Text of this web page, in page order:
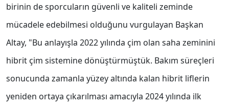
birinin de sporcuların güvenli ve kaliteli zeminde
mücadele edebilmesi olduğunu vurgulayan Başkan
Altay, "Bu anlayışla 2022 yılında çim olan saha zeminini
hibrit çim sistemine dönüştürmüştük. Bakım süreçleri
sonucunda zamanla yüzey altında kalan hibrit liflerin
yeniden ortaya çıkarılması amacıyla 2024 yılında ilk